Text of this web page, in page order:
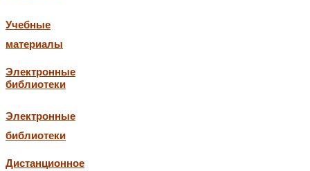
Учебные
материалы
Электронные
библиотеки
Электронные
библиотеки
Дистанционное